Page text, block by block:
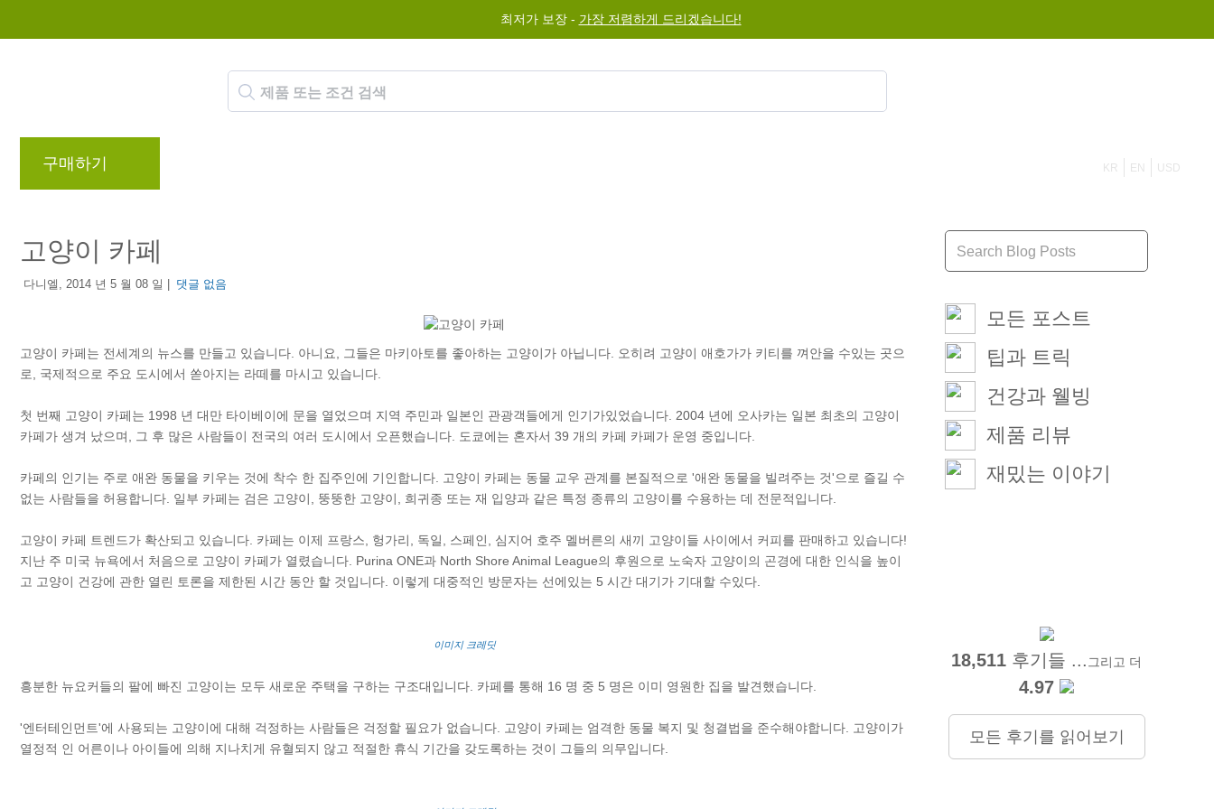
최저가 보장 - 가장 저렴하게 드리겠습니다!
구매하기 KR EN USD
고양이 카페
다니엘, 2014 년 5 월 08 일 | 댓글 없음
고양이 카페는 전세계의 뉴스를 만들고 있습니다. 아니요, 그들은 마키아토를 좋아하는 고양이가 아닙니다. 오히려 고양이 애호가가 키티를 껴안을 수있는 곳으
로, 국제적으로 주요 도시에서 쏟아지는 라떼를 마시고 있습니다.
첫 번째 고양이 카페는 1998 년 대만 타이베이에 문을 열었으며 지역 주민과 일본인 관광객들에게 인기가있었습니다. 2004 년에 오사카는 일본 최초의 고양이
카페가 생겨 났으며, 그 후 많은 사람들이 전국의 여러 도시에서 오픈했습니다. 도쿄에는 혼자서 39 개의 카페 카페가 운영 중입니다.
카페의 인기는 주로 애완 동물을 키우는 것에 착수 한 집주인에 기인합니다. 고양이 카페는 동물 교우 관계를 본질적으로 '애완 동물을 빌려주는 것'으로 즐길 수
없는 사람들을 허용합니다. 일부 카페는 검은 고양이, 뚱뚱한 고양이, 희귀종 또는 재 입양과 같은 특정 종류의 고양이를 수용하는 데 전문적입니다.
고양이 카페 트렌드가 확산되고 있습니다. 카페는 이제 프랑스, ​​헝가리, 독일, 스페인, 심지어 호주 멜버른의 새끼 고양이들 사이에서 커피를 판매하고 있습니다!
지난 주 미국 뉴욕에서 처음으로 고양이 카페가 열렸습니다. Purina ONE과 North Shore Animal League의 후원으로 노숙자 고양이의 곤경에 대한 인식을 높이
고 고양이 건강에 관한 열린 토론을 제한된 시간 동안 할 것입니다. 이렇게 대중적인 방문자는 선에있는 5 시간 대기가 기대할 수있다.
이미지 크레딧
흥분한 뉴요커들의 팔에 빠진 고양이는 모두 새로운 주택을 구하는 구조대입니다. 카페를 통해 16 명 중 5 명은 이미 영원한 집을 발견했습니다.
'엔터테인먼트'에 사용되는 고양이에 대해 걱정하는 사람들은 걱정할 필요가 없습니다. 고양이 카페는 엄격한 동물 복지 및 청결법을 준수해야합니다. 고양이가
열정적 인 어른이나 아이들에 의해 지나치게 유혈되지 않고 적절한 휴식 기간을 갖도록하는 것이 그들의 의무입니다.
모든 포스트
팁과 트릭
건강과 웰빙
제품 리뷰
재밌는 이야기
18,511 후기들 ... 그리고 더
4.97
모든 후기를 읽어보기